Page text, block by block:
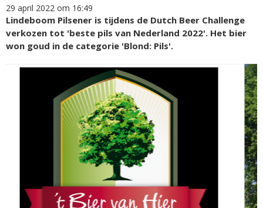
29 april 2022 om 16:49
Lindeboom Pilsener is tijdens de Dutch Beer Challenge
verkozen tot 'beste pils van Nederland 2022'. Het bier
won goud in de categorie 'Blond: Pils'.